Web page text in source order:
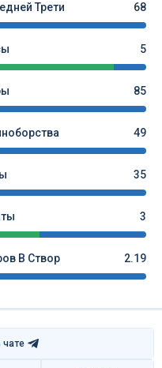
Трети 68
5
85
49
35
3
В Створ 2.19
чате